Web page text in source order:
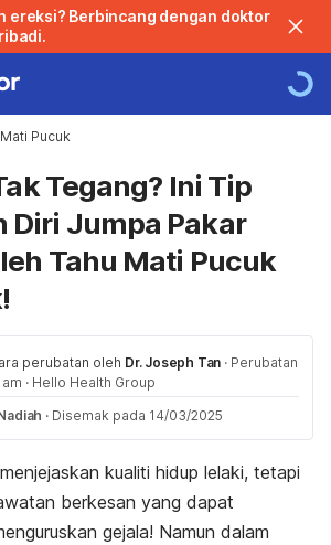
ereksi? Berbincang dengan doktor
Mati Pucuk
Tegang? Ini Tip
Diri Jumpa Pakar
Tahu Mati Pucuk
perubatan oleh Dr. Joseph Tan · Perubatan
· Hello Health Group
· Disemak pada 14/03/2025
kualiti hidup lelaki, tetapi
berkesan yang dapat
gejala! Namun dalam